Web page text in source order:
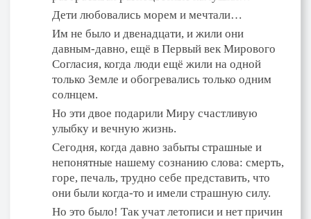
Дети любовались морем и мечтали…
Им не было и двенадцати, и жили они
давным-давно, ещё в Первый век Мирового
Согласия, когда люди ещё жили на одной
только Земле и обогревались только одним
солнцем.
Но эти двое подарили Миру счастливую
улыбку и вечную жизнь.
Сегодня, когда давно забыты страшные и
непонятные нашему сознанию слова: смерть,
горе, печаль, трудно себе представить, что
они были когда-то и имели страшную силу.
Но это было! Так учат летописи и нет причин